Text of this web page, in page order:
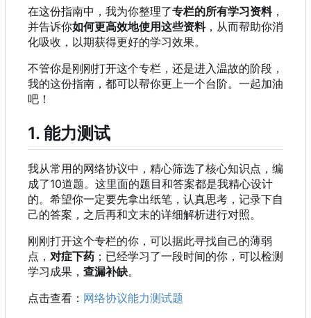
在这份指南中，我为你整理了专栏的所有学习资料，
并告诉你如何更高效地使用这些资料，从而帮助你消
化吸收，以期获得更好的学习效果。
不管你是刚刚打开这个专栏，还是进入温故的阶段，
我的这份指南，都可以帮你更上一个台阶。一起加油
吧！
1. 能力测试
我从常用的网络协议中 ， 精心筛选了核心知识点 ， 编
成了10道题。这里面的题目和答案都是我精心设计
的。希望你一定要先拿出纸笔 ， 认真思考 ， 记录下自
己的答案 ， 之后再和文末的详细解析进行对照。
刚刚打开这个专栏的你，可以据此寻找自己的薄弱
点， 对症下药 ；已经学习了一段时间的你，可以检测
学习成果， 查漏补缺。
点击查看： 网络协议能力测试题